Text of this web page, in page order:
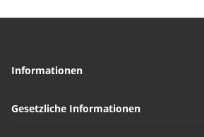
Informationen
Gesetzliche Informationen